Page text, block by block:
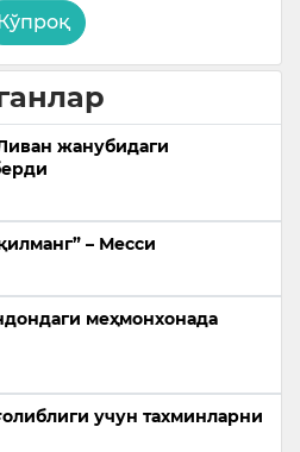
Кўпроқ
жанубидаги
– Месси
меҳмонхонада
учун тахминларни